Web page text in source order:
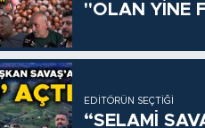
"OLAN YİNE
EDITÖRÜN SEÇTIĞI
“SELAMİ